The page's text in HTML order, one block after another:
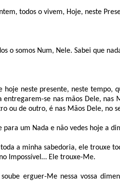
todos o vivem, Hoje, neste
o somos Num, Nele. Sabei que
hoje neste presente, neste tempo,
entregarem-se nas mãos Dele, nas
ou de outro, é nas Mãos Dele, no
para um Nada e não vedes hoje a
a minha sabedoria, ele trouxe
Impossível… Ele trouxe-Me.
erguer-Me nessa vossa